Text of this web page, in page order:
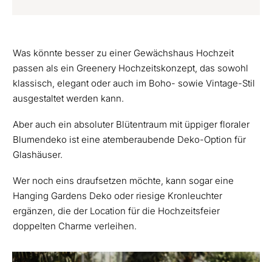
Was könnte besser zu einer Gewächshaus Hochzeit
passen als ein Greenery Hochzeitskonzept, das sowohl
klassisch, elegant oder auch im Boho- sowie Vintage-Stil
ausgestaltet werden kann.
Aber auch ein absoluter Blütentraum mit üppiger floraler
Blumendeko ist eine atemberaubende Deko-Option für
Glashäuser.
Wer noch eins draufsetzen möchte, kann sogar eine
Hanging Gardens Deko oder riesige Kronleuchter
ergänzen, die der Location für die Hochzeitsfeier
doppelten Charme verleihen.